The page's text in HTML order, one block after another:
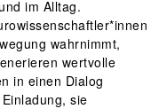
im Alltag.
wahrnimmt,
wertvolle
in einen Dialog
sie